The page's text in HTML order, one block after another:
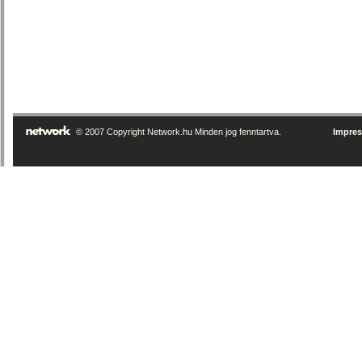
© 2007 Copyright Network.hu Minden jog fenntartva.